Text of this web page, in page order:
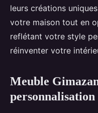
leurs créations
votre maison tout en
reflétant votre style
réinventer votre
Meuble
personnalisation